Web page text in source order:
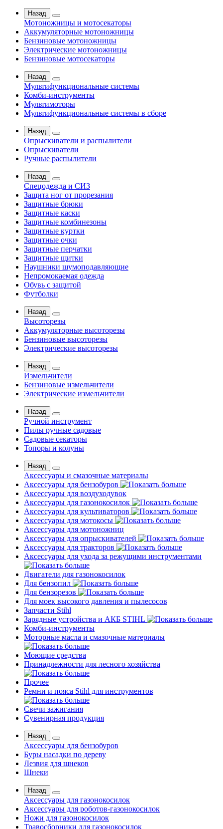
Назад
Мотоножницы и мотосекаторы
Аккумуляторные мотоножницы
Бензиновые мотоножницы
Электрические мотоножницы
Бензиновые мотосекаторы
Назад
Мультифункциональные системы
Комби-инструменты
Мультимоторы
Мультифункциональные системы в сборе
Назад
Опрыскиватели и распылители
Опрыскиватели
Ручные распылители
Назад
Спецодежда и СИЗ
Защита ног от прорезания
Защитные брюки
Защитные каски
Защитные комбинезоны
Защитные куртки
Защитные очки
Защитные перчатки
Защитные щитки
Наушники шумоподавляющие
Непромокаемая одежда
Обувь с защитой
Футболки
Назад
Высоторезы
Аккумуляторные высоторезы
Бензиновые высоторезы
Электрические высоторезы
Назад
Измельчители
Бензиновые измельчители
Электрические измельчители
Назад
Ручной инструмент
Пилы ручные садовые
Садовые секаторы
Топоры и колуны
Назад
Аксессуары и смазочные материалы
Аксессуары для бензобуров
Аксессуары для воздуходувок
Аксессуары для газонокосилок
Аксессуары для культиваторов
Аксессуары для мотокосы
Аксессуары для мотоножниц
Аксессуары для опрыскивателей
Аксессуары для тракторов
Аксессуары для ухода за режущими инструментами
Двигатели для газонокосилок
Для бензопил
Для бензорезов
Для моек высокого давления и пылесосов
Запчасти Stihl
Зарядные устройства и АКБ STIHL
Комби-инструменты
Моторные масла и смазочные материалы
Моющие средства
Принадлежности для лесного хозяйства
Прочее
Ремни и пояса Stihl для инструментов
Свечи зажигания
Сувенирная продукция
Назад
Аксессуары для бензобуров
Буры насадки по дереву
Лезвия для шнеков
Шнеки
Назад
Аксессуары для газонокосилок
Аксессуары для роботов-газонокосилок
Ножи для газонокосилок
Травосборники для газонокосилок